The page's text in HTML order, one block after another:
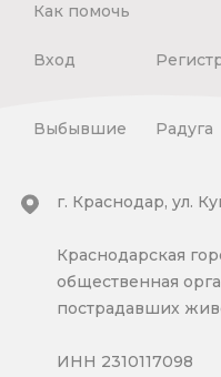
Как помочь
Вход
Выбывшие Радуга
г. Краснодар, ул.
Краснодарская
общественная
пострадавших
ИНН 2310117098